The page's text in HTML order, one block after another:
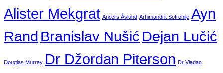
Alister Mekgrat Anders Åslund Arhimandrit Sofronije Ayn
Rand Branislav Nušić Dejan Lučić
Douglas Murray Dr Džordan Piterson Dr Vladan